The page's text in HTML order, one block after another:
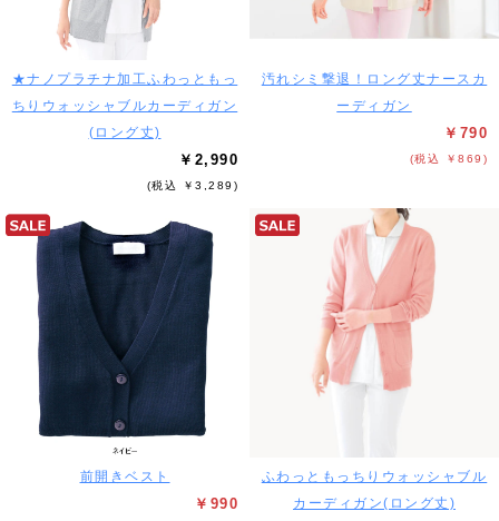
★ナノプラチナ加工ふわっともっ
ちりウォッシャブルカーディガン
(ロング丈)
￥2,990
(税込 ￥3,289)
汚れシミ撃退！ロング丈ナースカ
ーディガン
￥790
(税込 ￥869)
前開きベスト
￥990
ふわっともっちりウォッシャブル
カーディガン(ロング丈)